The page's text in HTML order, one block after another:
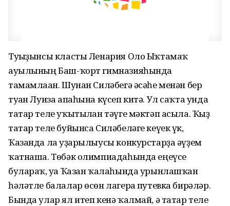
Туғыҙынсы класты Ленария Оло Ыҡтамаҡ
ауылының Баш-ҡорт гимназияһында
тамамлаған. Шунан Силәбегә әсәһе менән бер
туған Луиза апаһына күсеп китә. Ул саҡта унда
татар теле уҡытылған тәүге мәктәп асыла. Ҡыҙ
татар теле буйынса Силәбеләге кеүек үк,
Ҡазанда ла уҙғарылыусы конкурстарҙа әүҙем
ҡатнаша. Төбәк олимпиадаһында еңеүсе
булараҡ, уға Ҡазан ҡалаһында урынлашҡан
һәләтле балалар өсөн лагерға путевка бирәләр.
Бында улар ял итеп кенә ҡалмай, ә татар теле